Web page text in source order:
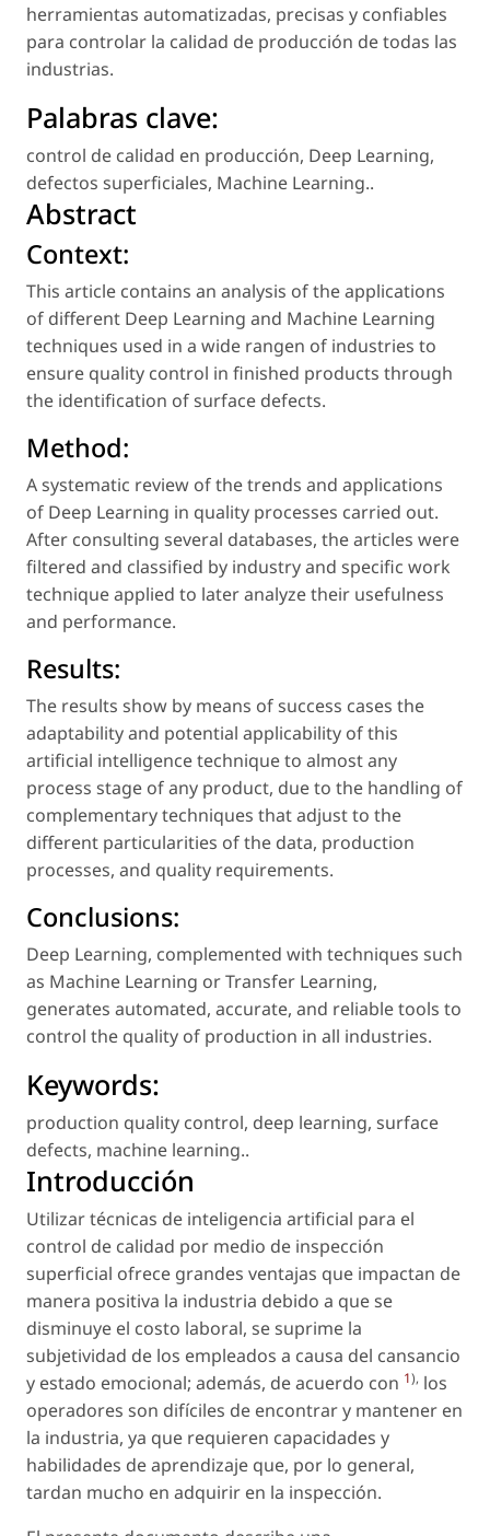
herramientas automatizadas, precisas y confiables
para controlar la calidad de producción de todas las
industrias.
Palabras clave:
control de calidad en producción, Deep Learning,
defectos superficiales, Machine Learning..
Abstract
Context:
This article contains an analysis of the applications
of different Deep Learning and Machine Learning
techniques used in a wide rangen of industries to
ensure quality control in finished products through
the identification of surface defects.
Method:
A systematic review of the trends and applications
of Deep Learning in quality processes carried out.
After consulting several databases, the articles were
filtered and classified by industry and specific work
technique applied to later analyze their usefulness
and performance.
Results:
The results show by means of success cases the
adaptability and potential applicability of this
artificial intelligence technique to almost any
process stage of any product, due to the handling of
complementary techniques that adjust to the
different particularities of the data, production
processes, and quality requirements.
Conclusions:
Deep Learning, complemented with techniques such
as Machine Learning or Transfer Learning,
generates automated, accurate, and reliable tools to
control the quality of production in all industries.
Keywords:
production quality control, deep learning, surface
defects, machine learning..
Introducción
Utilizar técnicas de inteligencia artificial para el
control de calidad por medio de inspección
superficial ofrece grandes ventajas que impactan de
manera positiva la industria debido a que se
disminuye el costo laboral, se suprime la
subjetividad de los empleados a causa del cansancio
y estado emocional; además, de acuerdo con 1), los
operadores son difíciles de encontrar y mantener en
la industria, ya que requieren capacidades y
habilidades de aprendizaje que, por lo general,
tardan mucho en adquirir en la inspección.